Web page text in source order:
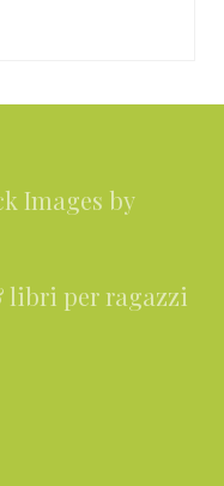
Images by
libri per ragazzi